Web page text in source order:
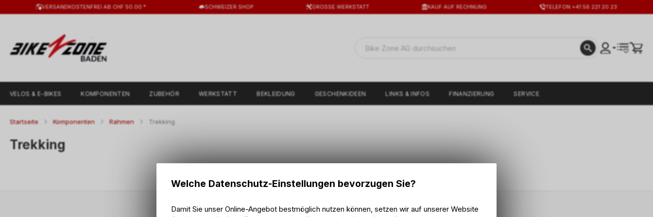
VERSANDKOSTENFREI AB CHF 50.00 * SCHWEIZER SHOP GROSSE WERKSTATT KAUF AUF RECHNUNG TELEFON +41 56 221 20 23
VELOS & E-BIKES KOMPONENTEN ZUBEHÖR WERKSTATT BEKLEIDUNG GESCHENKIDEEN LINKS & INFOS FINANZIERUNG SERVICE
Startseite Komponenten Rahmen Trekking
Trekking
Welche Datenschutz-Einstellungen bevorzugen Sie?
Damit Sie unser Online-Angebot bestmöglich nutzen können, setzen wir auf unserer Website